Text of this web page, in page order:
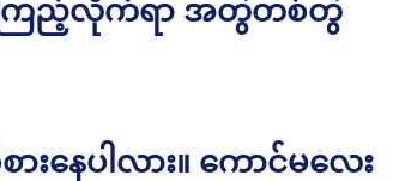
းကြည့်လိုက်ရာ အတွဲတစ်တွဲ
းနေပါလား။ ကောင်မလေး